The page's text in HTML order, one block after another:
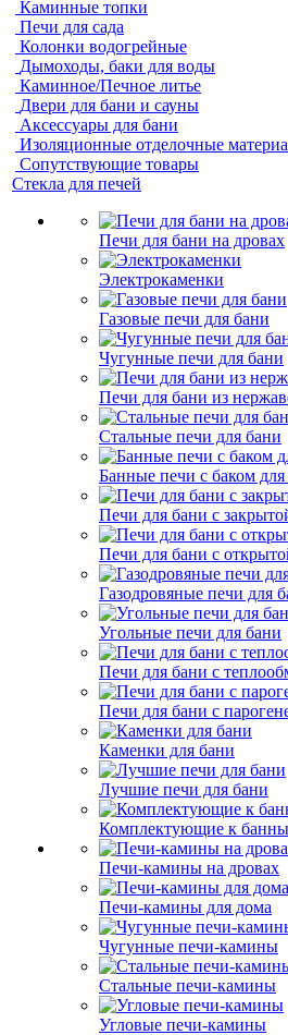
Каминные топки
Печи для сада
Колонки водогрейные
Дымоходы, баки для воды
Каминное/Печное литье
Двери для бани и сауны
Аксессуары для бани
Изоляционные отделочные
Сопутствующие товары
Стекла для печей
Печи для бани на дровах
Электрокаменки
Газовые печи для бани
Чугунные печи для бани
Печи для бани из
Стальные печи для бани
Банные печи с баком
Печи для бани с
Печи для бани с
Газодровяные печи для
Угольные печи для бани
Печи для бани с
Печи для бани с
Каменки для бани
Лучшие печи для бани
Комплектующие к
Печи-камины на дровах
Печи-камины для дома
Чугунные печи-камины
Стальные печи-камины
Угловые печи-камины